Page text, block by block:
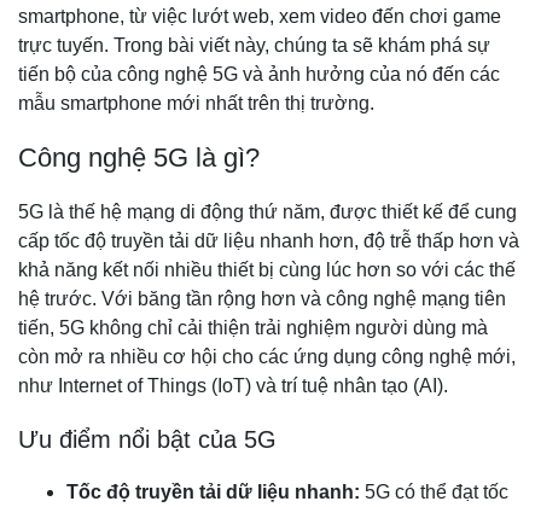
smartphone, từ việc lướt web, xem video đến chơi game
trực tuyến. Trong bài viết này, chúng ta sẽ khám phá sự
tiến bộ của công nghệ 5G và ảnh hưởng của nó đến các
mẫu smartphone mới nhất trên thị trường.
Công nghệ 5G là gì?
5G là thế hệ mạng di động thứ năm, được thiết kế để cung
cấp tốc độ truyền tải dữ liệu nhanh hơn, độ trễ thấp hơn và
khả năng kết nối nhiều thiết bị cùng lúc hơn so với các thế
hệ trước. Với băng tần rộng hơn và công nghệ mạng tiên
tiến, 5G không chỉ cải thiện trải nghiệm người dùng mà
còn mở ra nhiều cơ hội cho các ứng dụng công nghệ mới,
như Internet of Things (IoT) và trí tuệ nhân tạo (AI).
Ưu điểm nổi bật của 5G
Tốc độ truyền tải dữ liệu nhanh: 5G có thể đạt tốc